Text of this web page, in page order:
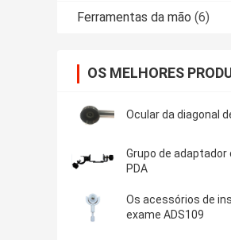
Ferramentas da mão (6)
OS MELHORES
Ocular da diagonal
Grupo de adaptador
PDA
Os acessórios de
exame ADS109